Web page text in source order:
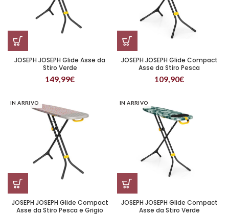
JOSEPH JOSEPH Glide Asse da
Stiro Verde
149,99€
JOSEPH JOSEPH Glide Compact
Asse da Stiro Pesca
109,90€
IN ARRIVO
JOSEPH JOSEPH Glide Compact
Asse da Stiro Pesca e Grigio
IN ARRIVO
JOSEPH JOSEPH Glide Compact
Asse da Stiro Verde